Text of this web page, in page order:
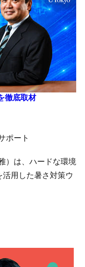
徹底取材
ポート
）は、ハードな環境
用した暑さ対策ウ